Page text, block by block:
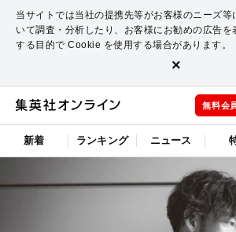
当サイトでは当社の提携先等がお客様のニーズ等
いて調査・分析したり、お客様にお勧めの広告を
する目的で Cookie を使用する場合があります。
×
無料会
新着 ランキング ニュース